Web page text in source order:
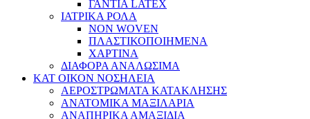
ΓΑΝΤΙΑ LATEX
ΙΑΤΡΙΚΑ ΡΟΛΑ
NON WOVEN
ΠΛΑΣΤΙΚΟΠΟΙΗΜΕΝΑ
ΧΑΡΤΙΝΑ
ΔΙΑΦΟΡΑ ΑΝΑΛΩΣΙΜΑ
ΚΑΤ ΟΙΚΟΝ ΝΟΣΗΛΕΙΑ
ΑΕΡΟΣΤΡΩΜΑΤΑ ΚΑΤΑΚΛΗΣΗΣ
ΑΝΑΤΟΜΙΚΑ ΜΑΞΙΛΑΡΙΑ
ΑΝΑΠΗΡΙΚΑ ΑΜΑΞΙΔΙΑ